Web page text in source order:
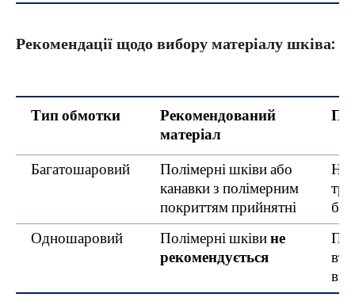
Рекомендації щодо вибору матеріалу шківа:
Тип обмотки Рекомендований
матеріал
Багатошаровий Полімерні шківи або
канавки з полімерним
покриттям прийнятні
Одношаровий
Полімерні шківине
рекомендується